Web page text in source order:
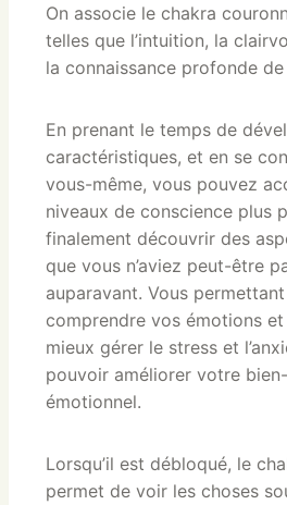
On associe le chakra
telles que l’intuition, la
la connaissance profonde
En prenant le temps de
caractéristiques, et en se
vous-même, vous pouvez
niveaux de conscience plus
finalement découvrir des
que vous n’aviez peut-être
auparavant. Vous
comprendre vos émotions
mieux gérer le stress et
pouvoir améliorer votre
émotionnel.
Lorsqu’il est débloqué, le
permet de voir les choses